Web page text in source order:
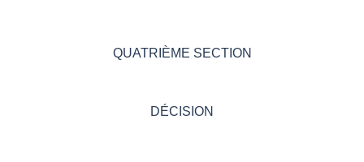
QUATRIÈME SECTION
DÉCISION